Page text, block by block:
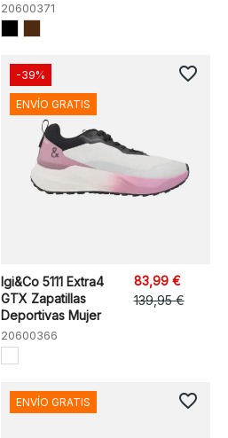
20600371
Igi&Co 5111 Extra4
GTX Zapatillas
Deportivas Mujer
20600366
83,99 €
139,95 €
-39%
ENVÍO GRATIS
favorite_border
ENVÍO GRATIS favorite_border